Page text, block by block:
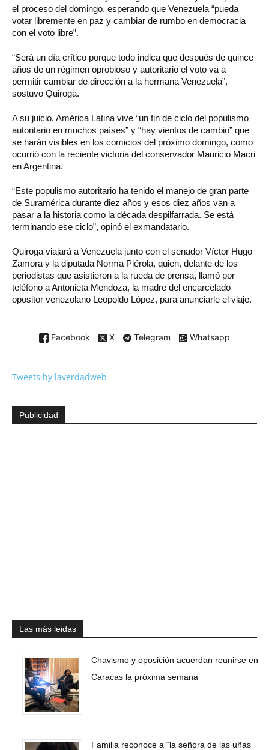
el proceso del domingo, esperando que Venezuela “pueda
votar libremente en paz y cambiar de rumbo en democracia
con el voto libre”.
“Será un día crítico porque todo indica que después de quince
años de un régimen oprobioso y autoritario el voto va a
permitir cambiar de dirección a la hermana Venezuela”,
sostuvo Quiroga.
A su juicio, América Latina vive “un fin de ciclo del populismo
autoritario en muchos países” y “hay vientos de cambio” que
se harán visibles en los comicios del próximo domingo, como
ocurrió con la reciente victoria del conservador Mauricio Macri
en Argentina.
“Este populismo autoritario ha tenido el manejo de gran parte
de Suramérica durante diez años y esos diez años van a
pasar a la historia como la década despilfarrada. Se está
terminando ese ciclo”, opinó el exmandatario.
Quiroga viajará a Venezuela junto con el senador Víctor Hugo
Zamora y la diputada Norma Piérola, quien, delante de los
periodistas que asistieron a la rueda de prensa, llamó por
teléfono a Antonieta Mendoza, la madre del encarcelado
opositor venezolano Leopoldo López, para anunciarle el viaje.
Facebook X Telegram Whatsapp
Tweets by laverdadweb
Publicidad
Las más leidas
Chavismo y oposición acuerdan reunirse en
Caracas la próxima semana
Familia reconoce a “la señora de las uñas